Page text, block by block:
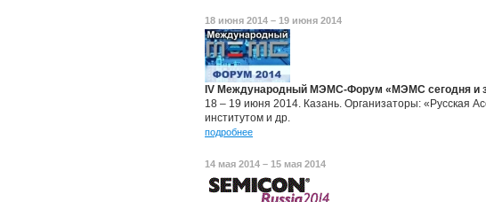
18 июня 2014 – 19 июня 2014
IV Международный МЭМС-Форум «МЭМС сегодня и
18 – 19 июня 2014. Казань. Организаторы: «Русская
институтом и др.
подробнее
14 мая 2014 – 15 мая 2014